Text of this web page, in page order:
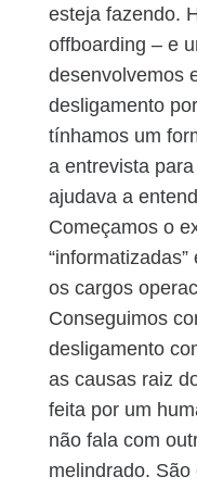
esteja fazendo.
offboarding – e
desenvolvemos
desligamento
tínhamos um
a entrevista
ajudava a
Começamos o
os cargos
Conseguimos
desligamento
as causas raiz
feita por um
não fala com
melindrado.